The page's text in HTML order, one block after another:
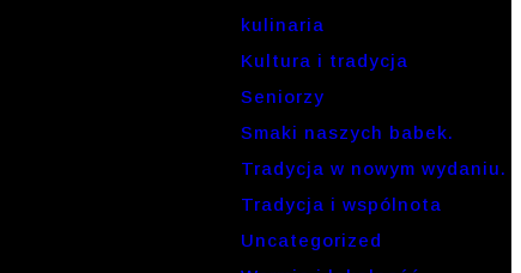
kulinaria
Kultura i tradycja
Seniorzy
Smaki naszych babek.
Tradycja w nowym wydaniu.
Tradycja i wspólnota
Uncategorized